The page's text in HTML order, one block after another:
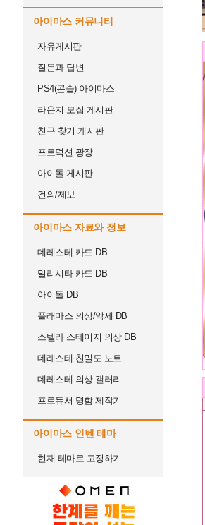
아이마스 커뮤니티
자유게시판
질문과 답변
PS4(콘솔) 아이마스
라운지 모집 게시판
친구 찾기 게시판
프로덕션 광장
아이돌 게시판
건의/제보
아이마스 자료와 정보
데레스테 카드 DB
밀리시타 카드 DB
아이돌 DB
플래마스 의상/악세 DB
스텔라 스테이지 의상 DB
데레스테 친밀도 노트
데레스테 의상 갤러리
프로듀서 명함 제작기
아이마스 인벤 테마
현재 테마로 고정하기